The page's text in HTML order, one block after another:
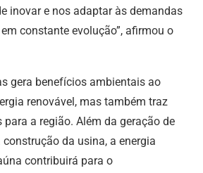
inovar e nos adaptar às demandas
constante evolução”, afirmou o
gera benefícios ambientais ao
renovável, mas também traz
a região. Além da geração de
da usina, a energia
contribuirá para o